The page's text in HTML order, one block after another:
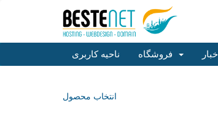
ناحیه کاربری
انتخاب محصول